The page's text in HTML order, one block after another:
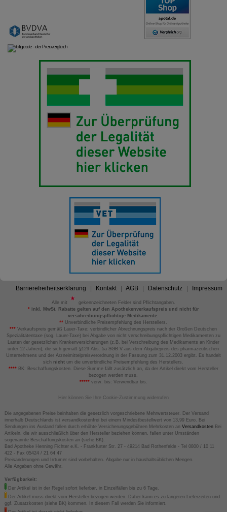
Barrierefreiheitserklärung Kontakt AGB Datenschutz Impressum
Alle mit
gekennzeichneten Felder sind Pflichtangaben.
*inkl. MwSt. Rabatte gelten auf den Apothekenverkaufspreis und nicht für
verschreibungspflichtige Medikamente.
** Unverbindliche Preisempfehlung des Herstellers.
*** Verkaufspreis gemäß Lauer-Taxe; verbindlicher Abrechnungspreis nach der Großen Deutschen
Spezialitätentaxe (sog. Lauer-Taxe) bei Abgabe von nicht verschreibungspflichtigen Medikamenten zu
Lasten der gesetzlichen Krankenversicherungen (z.B. bei Verschreibung des Medikaments an Kinder
unter 12 Jahren), die sich gemäß §129 Abs. 5a SGB V aus dem Abgabepreis des pharmazeutischen
Unternehmens und der Arzneimittelpreisverordnung in der Fassung zum 31.12.2003 ergibt. Es handelt
sich nicht um die unverbindliche Preisempfehlung des Herstellers.
****BK: Beschaffungskosten. Diese Summe fällt zusätzlich an, da der Artikel direkt vom Hersteller
bezogen werden muss.
*****verw. bis: Verwendbar bis.
Hier können Sie Ihre Cookie-Zustimmung widerrufen
Die angegebenen Preise beinhalten die gesetzlich vorgeschriebene Mehrwertsteuer. Der Versand
innerhalb Deutschlands ist versandkostenfrei bei einem Mindestbestellwert von 13,99 Euro. Bei
Sendungen ins Ausland fallen durch erhöhte Versicherungsgebühren Mehrkosten an VersandkostenBei
Artikeln, die wir ausschließlich über den Hersteller beziehen können, fallen unter Umständen
sogenannte Beschaffungskosten an (siehe BK).
Bad Apotheke Henning Fichter e.K. - Frankfurter Str. 27 - 49214 Bad Rothenfelde - Tel 0800 / 10 11
422 - Fax 05424 / 21 64 47
Preisänderungen und Irrtümer sind vorbehalten. Abgabe nur in haushaltsüblichen Mengen.
Alle Angaben ohne Gewähr.
Verfügbarkeit:
Der Artikel ist in der Regel sofort lieferbar, in Einzelfällen bis zu 6 Tage.
Der Artikel muss direkt vom Hersteller bezogen werden. Daher kann es zu längeren Lieferzeiten und
ggf. Zusatzkosten (siehe BK) kommen. In diesem Fall werden Sie informiert.